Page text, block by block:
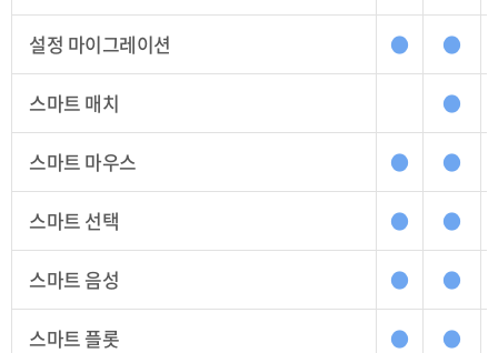
설정 마이그레이션 ● ●
스마트 매치 ●
스마트 마우스 ● ●
스마트 선택 ● ●
스마트 음성 ● ●
스마트 플롯 ● ●